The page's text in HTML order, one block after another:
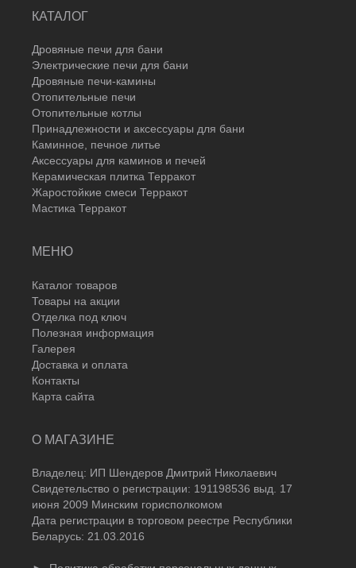
КАТАЛОГ
Дровяные печи для бани
Электрические печи для бани
Дровяные печи-камины
Отопительные печи
Отопительные котлы
Принадлежности и аксессуары для бани
Каминное, печное литье
Аксессуары для каминов и печей
Керамическая плитка Терракот
Жаростойкие смеси Терракот
Мастика Терракот
МЕНЮ
Каталог товаров
Товары на акции
Отделка под ключ
Полезная информация
Галерея
Доставка и оплата
Контакты
Карта сайта
О МАГАЗИНЕ
Владелец: ИП Шендеров Дмитрий Николаевич
Свидетельство о регистрации: 191198536 выд. 17
июня 2009 Минским горисполкомом
Дата регистрации в торговом реестре Республики
Беларусь: 21.03.2016